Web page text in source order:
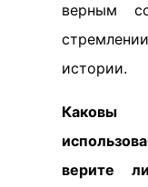
верным
истории.
верите